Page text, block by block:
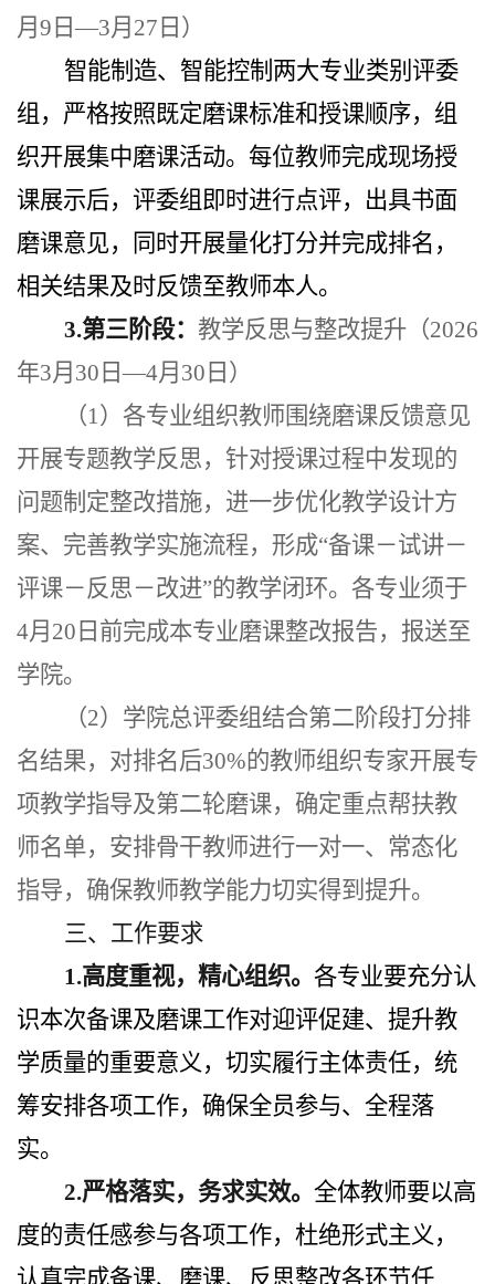
月9日—3月27日）
智能制造、智能控制两大专业类别评委
组，严格按照既定磨课标准和授课顺序，组
织开展集中磨课活动。每位教师完成现场授
课展示后，评委组即时进行点评，出具书面
磨课意见，同时开展量化打分并完成排名，
相关结果及时反馈至教师本人。
3.第三阶段： 教学反思与整改提升（2026
年3月30日—4月30日）
（1）各专业组织教师围绕磨课反馈意见
开展专题教学反思，针对授课过程中发现的
问题制定整改措施，进一步优化教学设计方
案、完善教学实施流程，形成“备课－试讲－
评课－反思－改进”的教学闭环。 各专业须于
4月20日前完成本专业磨课整改报告， 报送至
学院。
（2）学院总评委组结合第二阶段打分排
名结果，对排名后30%的教师组织专家开展专
项教学指导及第二轮磨课，确定重点帮扶教
师名单，安排骨干教师进行一对一、常态化
指导，确保教师教学能力切实得到提升。
三、工作要求
1.高度重视，精心组织。 各专业要充分认
识本次备课及磨课工作对迎评促建、提升教
学质量的重要意义，切实履行主体责任，统
筹安排各项工作，确保全员参与、全程落
实。
2.严格落实，务求实效。 全体教师要以高
度的责任感参与各项工作，杜绝形式主义，
认真完成备课、磨课、反思整改各环节任